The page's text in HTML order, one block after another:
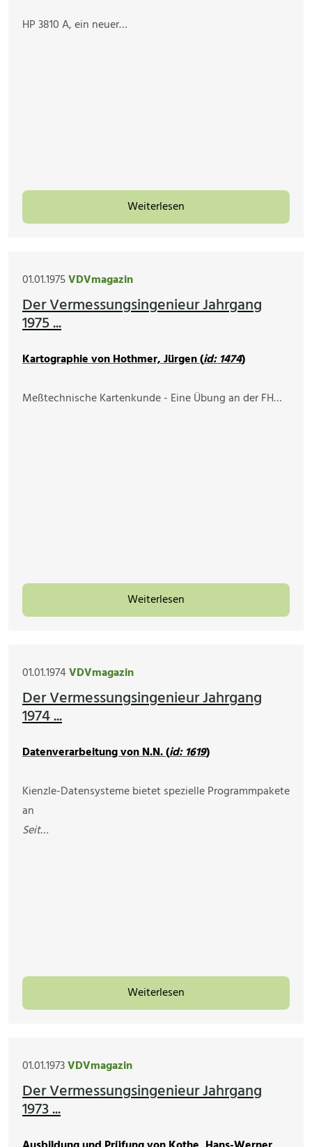
HP 3810 A, ein neuer…
Weiterlesen
01.01.1975VDVmagazin
Der Vermessungsingenieur Jahrgang
1975 ...
Kartographie von Hothmer, Jürgen (id: 1474)
Meßtechnische Kartenkunde - Eine Übung an der FH…
Weiterlesen
01.01.1974VDVmagazin
Der Vermessungsingenieur Jahrgang
1974 ...
Datenverarbeitung von N.N. (id: 1619)
Kienzle-Datensysteme bietet spezielle Programmpakete
an
Seit…
Weiterlesen
01.01.1973VDVmagazin
Der Vermessungsingenieur Jahrgang
1973 ...